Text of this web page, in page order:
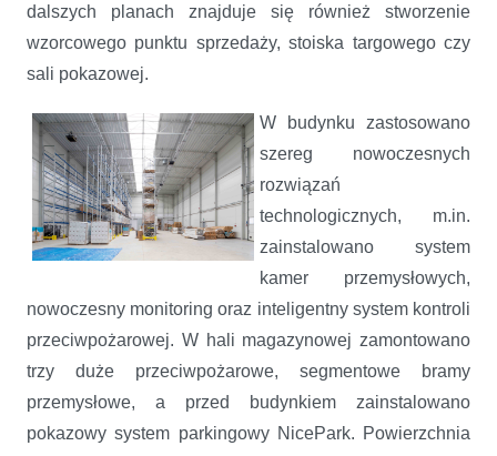
dalszych planach znajduje się również stworzenie
wzorcowego punktu sprzedaży, stoiska targowego czy
sali pokazowej.
W budynku zastosowano
szereg nowoczesnych
rozwiązań
technologicznych, m.in.
zainstalowano system
kamer przemysłowych,
nowoczesny monitoring oraz inteligentny system kontroli
przeciwpożarowej. W hali magazynowej zamontowano
trzy duże przeciwpożarowe, segmentowe bramy
przemysłowe, a przed budynkiem zainstalowano
pokazowy system parkingowy NicePark. Powierzchnia